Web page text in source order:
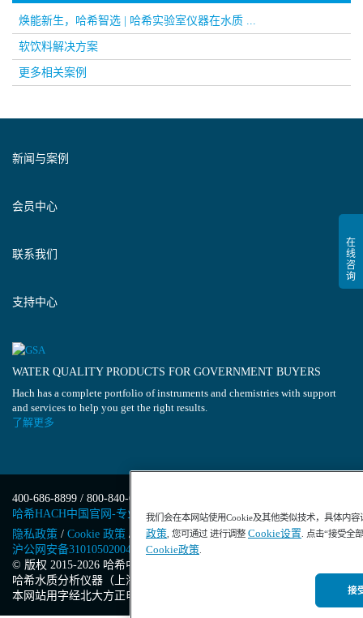
焕能新生，哈希智选 | 哈希实验室仪器在水质 ...
软饮料解决方案
更多相关案例
新闻与案例
会员中心
联系我们
支持中心
WATER QUALITY PRODUCTS FOR GOVERNMENT BUYERS
Hach has a complete portfolio of instruments and chemistries with support
and services to help you get the right results.
了解更多
400-686-8899 / 800-840-6026
哈希HACH中国官网-专业水质分析仪器
隐私政策 / Cookie 政策 / Cookie 设置/沪ICP备13034148号-4/
沪公网安备31010502004971号/沪(浦)应急管危经许[2023]201871
© 版权 2015-2026 哈希中国版权所有
哈希水质分析仪器（上海）有限公司
本网站用字经北大方正电子有限公司授权许可
我们会在本网站使用Cookie及其他类似技术，具体内
政策, 您可通过 进行调整 Cookie设置. 点击“接受全
Cookie政策.
接